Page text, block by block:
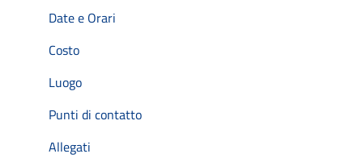
Date e Orari
Costo
Luogo
Punti di contatto
Allegati